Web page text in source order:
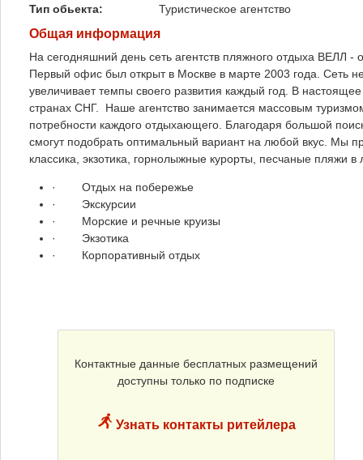
Тип обьекта:
Туристическое агентство
Общая информация
На сегодняшний день сеть агентств пляжного отдыха ВЕЛЛ
Первый офис был открыт в Москве в марте 2003 года. Сеть
увеличивает темпы своего развития каждый год. В
странах СНГ. Наше агентство занимается массовым
потребности каждого отдыхающего. Благодаря большой
смогут подобрать оптимальный вариант на любой вкус. Мы
классика, экзотика, горнолыжные курорты, песчаные
· Отдых на побережье
· Экскурсии
· Морские и речные круизы
· Экзотика
· Корпоративный отдых
Контактные данные бесплатных размещений
доступны только по подписке
Узнать контакты ритейлера